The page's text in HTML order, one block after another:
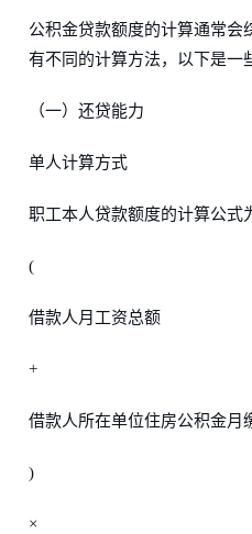
公积金贷款额度的计算通常会
有不同的计算方法，以下是一
（一）还贷能力
单人计算方式
职工本人贷款额度的计算公式
(
借款人月工资总额
+
借款人所在单位住房公积金月
)
×